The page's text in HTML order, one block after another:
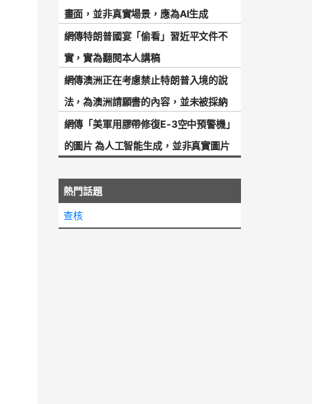
畫面，並非真實場景，應為AI生成
網傳特朗普國宴「偷看」習近平文件不
實，實為翻閱本人講稿
網傳澳洲正在考慮禁止特朗普入境的說
法，為澳洲請願書的內容，並未被採納
網傳「美軍用膠帶修復E-3空中預警機」
的圖片 為人工智能生成，並非真實圖片
熱門話題
查核